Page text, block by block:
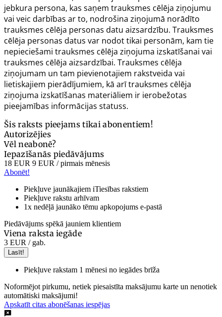
jebkura persona, kas saņem trauksmes cēlēja ziņojumu
vai veic darbības ar to, nodrošina ziņojumā norādīto
trauksmes cēlēja personas datu aizsardzību. Trauksmes
cēlēja personas datus var nodot tikai personām, kam tie
nepieciešami trauksmes cēlēja ziņojuma izskatīšanai vai
trauksmes cēlēja aizsardzībai. Trauksmes cēlēja
ziņojumam un tam pievienotajiem rakstveida vai
lietiskajiem pierādījumiem, kā arī trauksmes cēlēja
ziņojuma izskatīšanas materiāliem ir ierobežotas
pieejamības informācijas statuss.
Šis raksts pieejams tikai abonentiem!
Autorizējies
Vēl neabonē?
Iepazīšanās piedāvājums
18 EUR 9 EUR / pirmais mēnesis
Abonēt!
Piekļuve jaunākajiem iTiesības rakstiem
Piekļuve rakstu arhīvam
1x nedēļā jaunāko tēmu apkopojums e-pastā
Piedāvājums spēkā jauniem klientiem
Viena raksta iegāde
3 EUR / gab.
Lasīt!
Piekļuve rakstam 1 mēnesi no iegādes brīža
Noformējot pirkumu, netiek piesaistīta maksājumu karte un nenotiek
automātiski maksājumi!
Apskatīt citas abonēšanas iespējas